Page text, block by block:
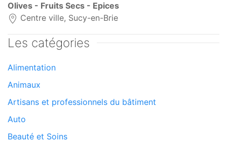
Olives - Fruits Secs - Epices
Centre ville, Sucy-en-Brie
Les catégories
Alimentation
Animaux
Artisans et professionnels du bâtiment
Auto
Beauté et Soins